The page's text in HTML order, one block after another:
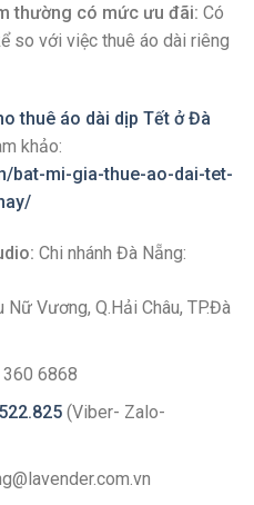
thường có mức ưu đãi: Có
so với việc thuê áo dài riêng
thuê áo dài dịp Tết ở Đà
khảo:
bat-mi-gia-thue-ao-dai-tet-
Chi nhánh Đà Nẵng:
Vương, Q.Hải Châu, TP.Đà
6868
(Viber- Zalo-